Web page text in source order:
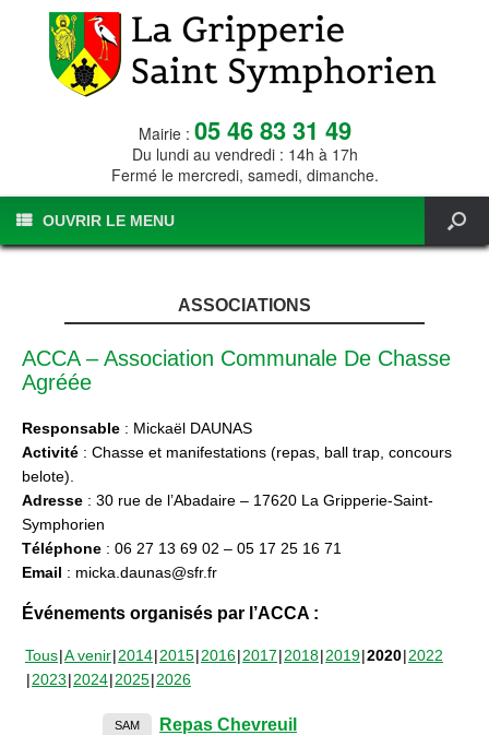
Mairie : 05 46 83 31 49
Du lundi au vendredi : 14h à 17h
Fermé le mercredi, samedi, dimanche.
OUVRIR LE MENU
ASSOCIATIONS
ACCA – Association Communale De Chasse
Agréée
Responsable : Mickaël DAUNAS
Activité : Chasse et manifestations (repas, ball trap, concours
belote).
Adresse : 30 rue de l’Abadaire – 17620 La Gripperie-Saint-
Symphorien
Téléphone : 06 27 13 69 02 – 05 17 25 16 71
Email : micka.daunas@sfr.fr
Événements organisés par l’ACCA :
Tous A venir 2014 2015 2016 2017 2018 2019 2020 2022
2023 2024 2025 2026
SAM Repas Chevreuil